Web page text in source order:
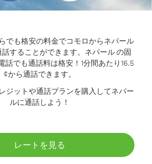
でも格安の料金でコモロからネパール
することができます。 ネパール の固
話でも通話料は格安！1分間あたり16.5
¢から通話できます。
ジットや通話プランを購入してネパー
ルに通話しよう！
レートを見る